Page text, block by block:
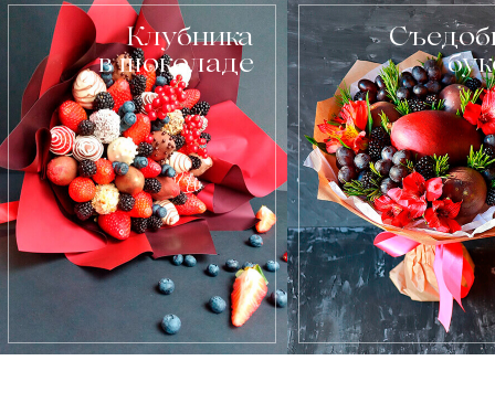
Клубника
в шоколаде